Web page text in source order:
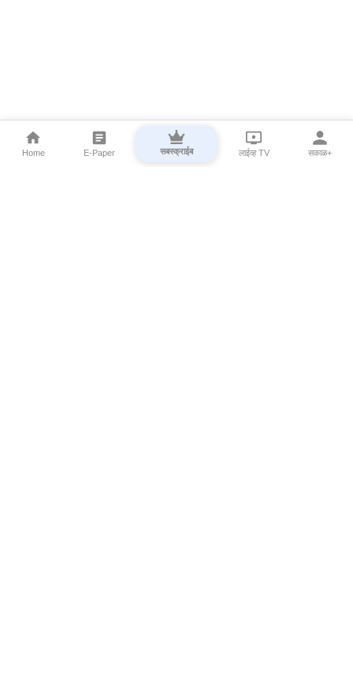
Home E-Paper सबस्क्राईब लाईव्ह TV सकाळ+